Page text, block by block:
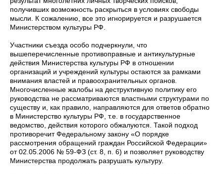
получивших возможность раскрыться в условиях свободы
мысли. К сожалению, все это игнорируется и разрушается
Министерством культуры РФ.
Участники съезда особо подчеркнули, что
вышеперечисленные противоправные и антикультурные
действия Министерства культуры РФ в отношении
организаций и учреждений культуры остаются за рамками
внимания властей и правоохранительных органов.
Многочисленные жалобы на деструктивную политику его
руководства не рассматриваются властными структурами по
существу и, как правило, направляются для ответов обратно
в Министерство культуры РФ, т.е. в государственное
ведомство, действия которого обжалуются. Такой подход
противоречит Федеральному закону «О порядке
рассмотрения обращений граждан Российской Федерации»
от 02.05.2006 № 59-ФЗ (ст. 8, п. 6) и позволяет руководству
Министерства продолжать разрушать культуру.